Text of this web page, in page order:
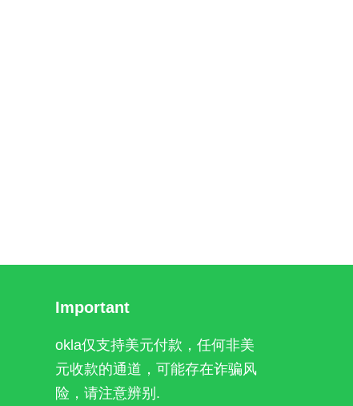
Important
okla仅支持美元付款，任何非美
元收款的通道，可能存在诈骗风
险，请注意辨别.